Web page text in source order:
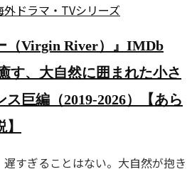
外ドラマ・TVシリーズ
（Virgin River）』IMDb
す、大自然に囲まれた小さ
巨編（2019-2026）【あら
遅すぎることはない。大自然が抱き